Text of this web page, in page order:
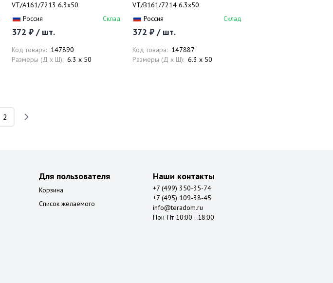
VT/A161/7213 6.3х50
Россия
Склад
372 ₽ / шт.
Код товара: 147890
Размеры (Д x Ш): 6.3 x 50
VT/B161/7214 6.3х50
Россия
Склад
372 ₽ / шт.
Код товара: 147887
Размеры (Д x Ш): 6.3 x 50
2
Для пользователя
Корзина
Список желаемого
Наши контакты
+7 (499) 350-35-74
+7 (495) 109-38-45
info@teradom.ru
Пон-Пт 10:00 - 18:00